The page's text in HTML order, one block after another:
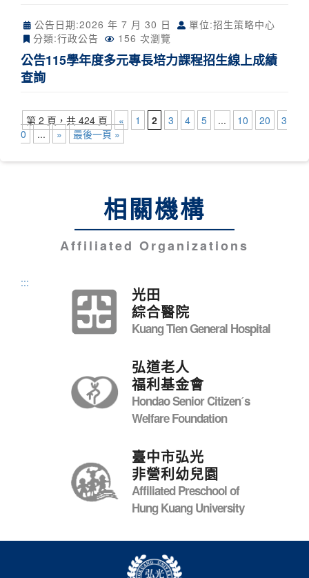
公告日期:2026 年 7 月 30 日
單位:招生策略中心
分類:行政公告 156 次瀏覽
公告115學年度多元專長培力課程招生線上成績
查詢
第 2 頁，共 424 頁 « 1 2 3 4 5 ... 10 20
3
0
... » 最後一頁 »
相關機構
Affiliated Organizations
:::
光田
綜合醫院
Kuang Tien General Hospital
弘道老人
福利基金會
Hondao Senior Citizenˊs
Welfare Foundation
臺中市弘光
非營利幼兒園
Affiliated Preschool of
Hung Kuang University